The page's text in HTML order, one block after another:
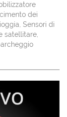
dei
Sensori di
satellitare,